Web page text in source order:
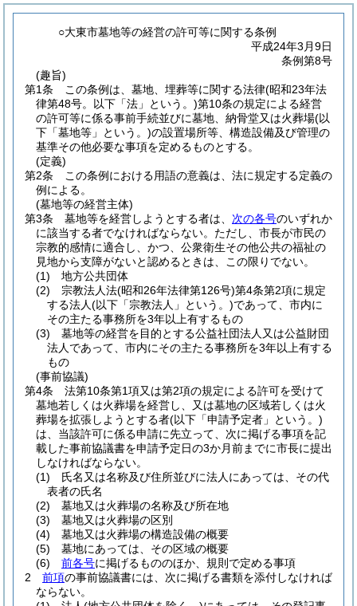
○大東市墓地等の経営の許可等に関する条例
平成24年3月9日
条例第8号
(趣旨)
第1条
この条例は、墓地、埋葬等に関する法律(昭和23年法
律第48号。以下「法」という。)第10条の規定による経営
の許可等に係る事前手続並びに墓地、納骨堂又は火葬場(以
下「墓地等」という。)の設置場所等、構造設備及び管理の
基準その他必要な事項を定めるものとする。
(定義)
第2条
この条例における用語の意義は、法に規定する定義の
例による。
(墓地等の経営主体)
第3条
墓地等を経営しようとする者は、 次の各号のいずれか
に該当する者でなければならない。 ただし、市長が市民の
宗教的感情に適合し、かつ、公衆衛生その他公共の福祉の
見地から支障がないと認めるときは、この限りでない。
(1)
地方公共団体
(2)
宗教法人法(昭和26年法律第126号)第4条第2項に規定
する法人(以下「宗教法人」という。)であって、市内に
その主たる事務所を3年以上有するもの
(3)
墓地等の経営を目的とする公益社団法人又は公益財団
法人であって、市内にその主たる事務所を3年以上有する
もの
(事前協議)
第4条
法第10条第1項又は第2項の規定による許可を受けて
墓地若しくは火葬場を経営し、又は墓地の区域若しくは火
葬場を拡張しようとする者(以下「申請予定者」という。)
は、当該許可に係る申請に先立って、次に掲げる事項を記
載した事前協議書を申請予定日の3か月前までに市長に提出
しなければならない。
(1)
氏名又は名称及び住所並びに法人にあっては、その代
表者の氏名
(2)
墓地又は火葬場の名称及び所在地
(3)
墓地又は火葬場の区別
(4)
墓地又は火葬場の構造設備の概要
(5)
墓地にあっては、その区域の概要
(6)
前各号に掲げるもののほか、規則で定める事項
2
前項の事前協議書には、次に掲げる書類を添付しなければ
ならない。